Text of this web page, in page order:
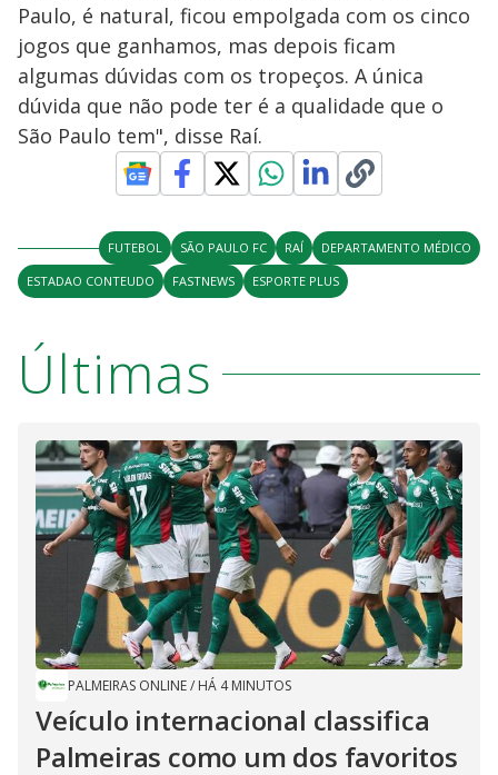
Paulo, é natural, ficou empolgada com os cinco
jogos que ganhamos, mas depois ficam
algumas dúvidas com os tropeços. A única
dúvida que não pode ter é a qualidade que o
São Paulo tem", disse Raí.
FUTEBOL SÃO PAULO FC RAÍ
DEPARTAMENTO MÉDICO
ESTADAO CONTEUDO
FASTNEWS ESPORTE PLUS
Últimas
PALMEIRAS ONLINE/ HÁ 4 MINUTOS
Veículo internacional classifica
Palmeiras como um dos favoritos